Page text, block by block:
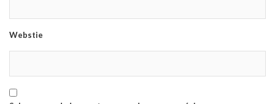
Webstie